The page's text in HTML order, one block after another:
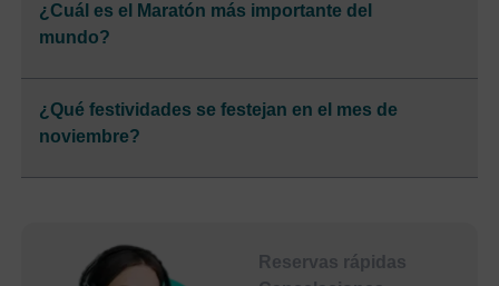
¿Cuál es el Maratón más importante del
mundo?
¿Qué festividades se festejan en el mes de
noviembre?
Reservas rápidas